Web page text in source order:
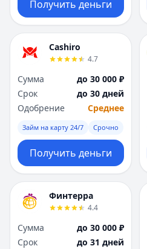
Получить деньги
Cashiro
4.7
Сумма
до 30 000 ₽
Срок
до 30 дней
Одобрение
Среднее
Займ на карту 24/7 Срочно
Получить деньги
Финтерра
4.4
Сумма
до 30 000 ₽
Срок
до 31 дней